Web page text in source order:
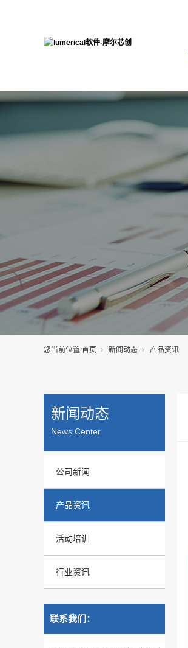
您当前位置:首页 新闻动态 产品资讯
新闻动态
News Center
公司新闻
产品资讯
活动培训
行业资讯
联系我们：